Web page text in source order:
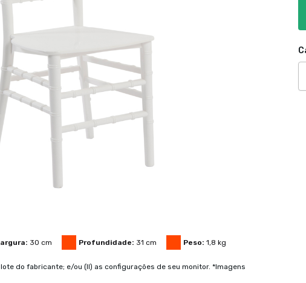
30 cm Profundidade: 31 cm Peso: 1,8 kg
do fabricante; e/ou (II) as configurações de seu monitor. *Imagens